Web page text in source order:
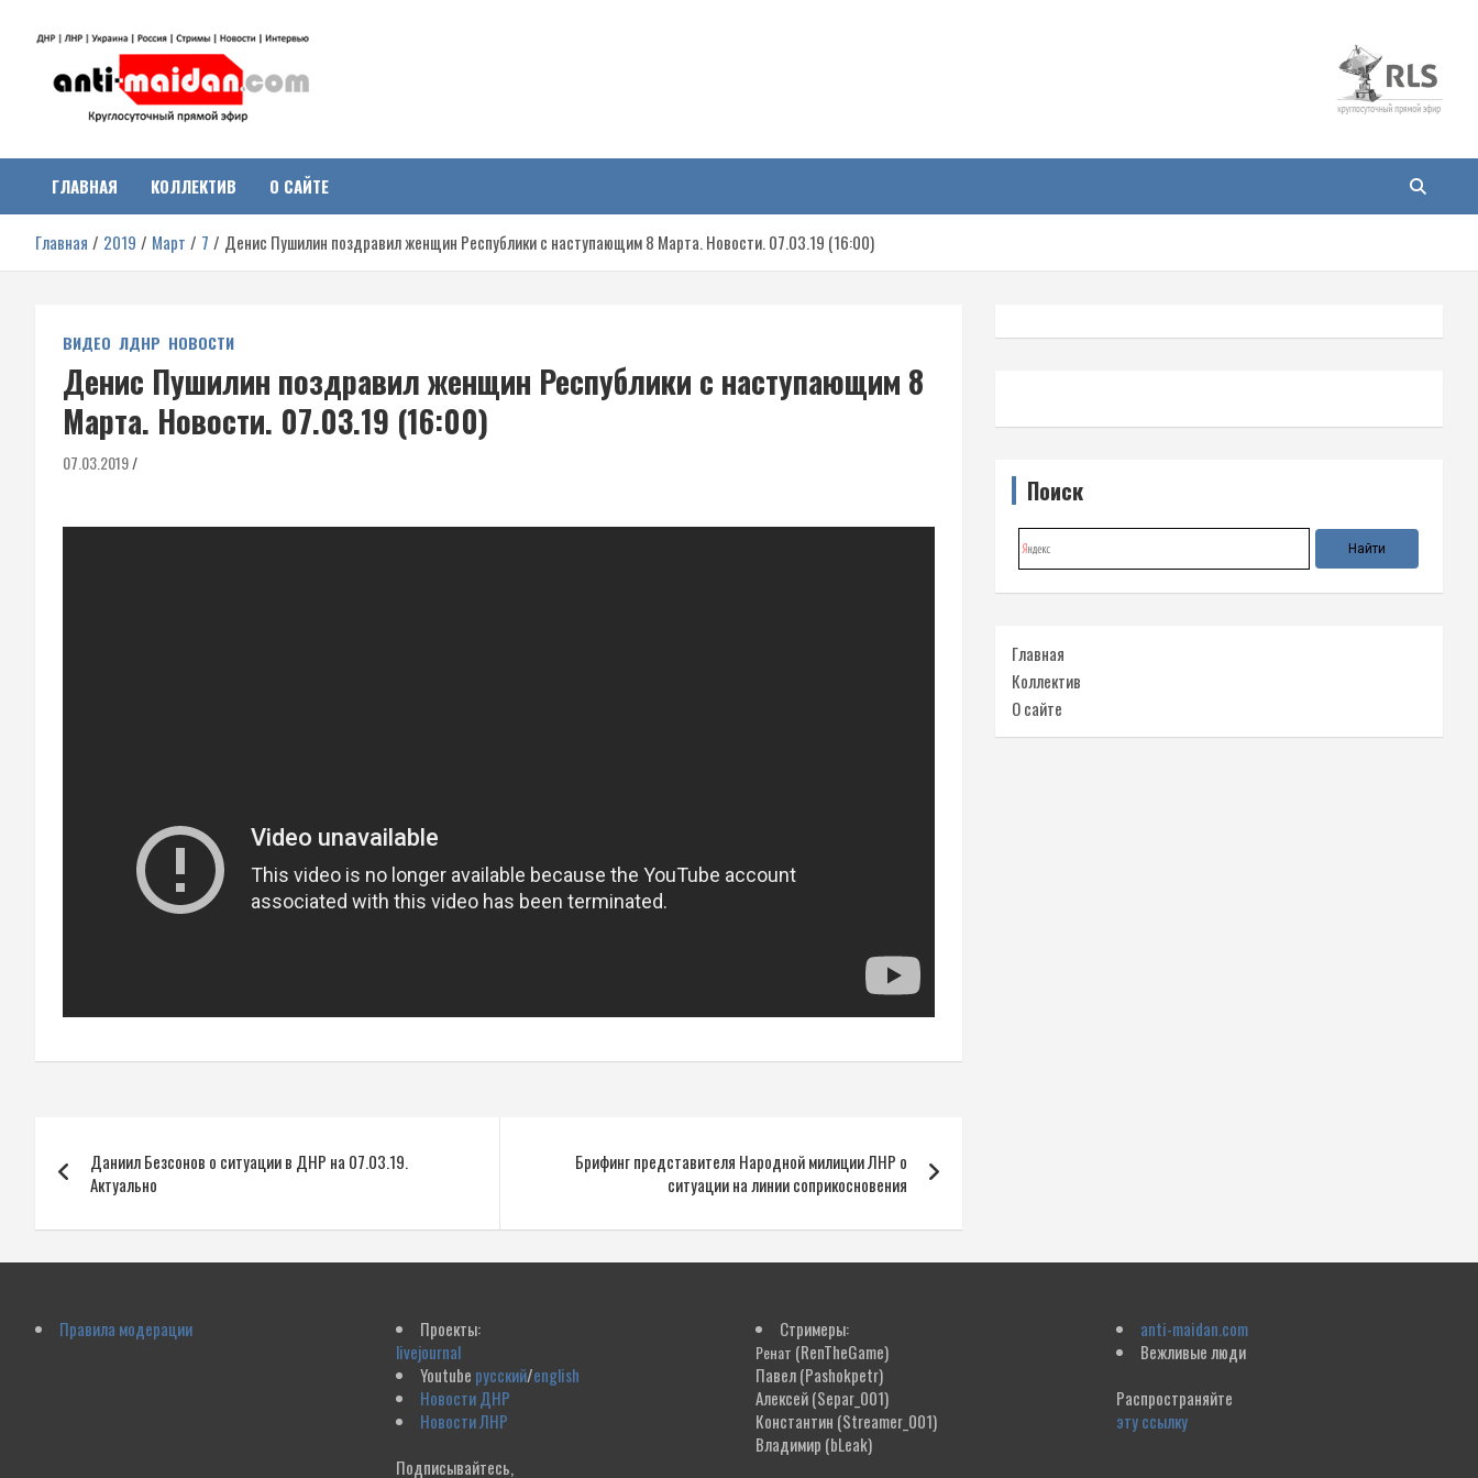
Антимайдан:
Гражданская война на
Украине
о гражданской войне на Украине, включая события в Новороссии,
ДНР, ЛНР и других регионах.
ГЛАВНАЯ КОЛЛЕКТИВ О САЙТЕ
Главная 2019 Март 7 Денис Пушилин поздравил женщин Республики с наступающим 8 Марта. Новости. 07.03.19 (16:00)
ВИДЕО ЛДНР НОВОСТИ
Денис Пушилин поздравил женщин Республики с наступающим 8
Марта. Новости. 07.03.19 (16:00)
07.03.2019
по
записям
Даниил Безсонов о ситуации в ДНР на 07.03.19.
Актуально
Брифинг представителя Народной милиции ЛНР о
ситуации на линии соприкосновения
Поиск
Главная
Коллектив
О сайте
Правила модерации
Проекты:
livejournal
Youtube русский/english
Новости ДНР
Новости ЛНР
Подписывайтесь,
Стримеры:
Ренат (RenTheGame)
Павел(Pashokpetr)
Алексей(Separ_001)
Константин (Streamer_001)
Владимир (bLeak)
anti-maidan.com
Вежливые люди
Распространяйте
эту ссылку